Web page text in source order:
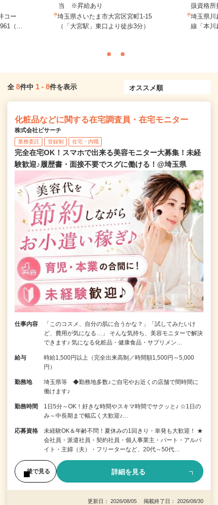
コー
（...
当 ※昇給あり
埼玉県さいたま市大宮区宮町1-15
（「大宮駅」東口より徒歩3分）
扱資格所
埼玉県川
線「本川
全 8件中 1 - 8件を表示
化粧品などに関する在宅調査員・在宅モニター
株式会社ビサーチ
業務委託 登録制 在宅・内職
完全在宅OK！スマホで出来る美容モニター大募集！未経
験歓迎♪履歴書・面接不要でスグに働ける！@埼玉県
仕事内容
「このコスメ、自分の肌に合うかな？」「試してみたいけ
ど、費用が気になる…」 そんな気持ち、美容モニターで解決
できます♪ 気になる化粧品・健康食品・サプリメン…
給与
時給1,500円以上（完全出来高制／時間額1,500円～5,000
円）
勤務地
埼玉県等 ◆勤務地多数♪ご自宅やお近くの店舗で間時間に
働けます♪
勤務時間
1日5分～OK！好きな時間やスキマ時間でサクッと♪ ☆1日の
み～中長期まで幅広く大歓迎♪…
応募資格
未経験OK＆年齢不問！夏休みの1回きり・単発も大歓迎！ ★
会社員・派遣社員・契約社員・個人事業主・パート・アルバ
イト・主婦（夫）・フリーターなど、20代～50代…
後で見る 詳細を見る
更新日： 2026/08/05 掲載終了日： 2026/08/30